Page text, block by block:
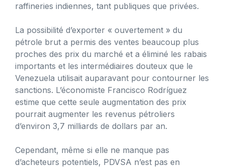
raffineries indiennes, tant publiques que privées.
La possibilité d’exporter « ouvertement » du
pétrole brut a permis des ventes beaucoup plus
proches des prix du marché et a éliminé les rabais
importants et les intermédiaires douteux que le
Venezuela utilisait auparavant pour contourner les
sanctions. L’économiste Francisco Rodríguez
estime que cette seule augmentation des prix
pourrait augmenter les revenus pétroliers
d’environ 3,7 milliards de dollars par an.
Cependant, même si elle ne manque pas
d’acheteurs potentiels, PDVSA n’est pas en